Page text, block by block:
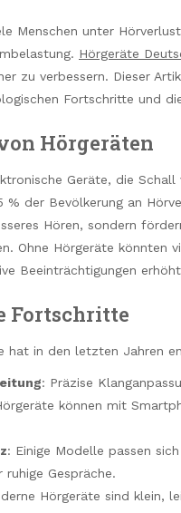
Menschen unter
Hörgeräte
zu verbessern. Dieser
Fortschritte und
Hörgeräten
Geräte, die
% der Bevölkerung an
Hören, sondern
Ohne Hörgeräte könnten
Beeinträchtigungen
Fortschritte
hat in den letzten Jahren
: Präzise
können mit
: Einige Modelle passen
Gespräche.
Hörgeräte sind klein,